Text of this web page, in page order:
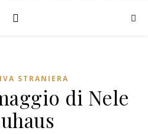
STRANIERA
di Nele